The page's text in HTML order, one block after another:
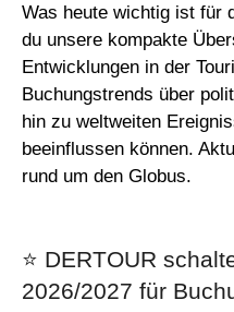
Was heute wichtig ist für
du unsere kompakte
Entwicklungen in der
Buchungstrends über
hin zu weltweiten
beeinflussen können.
rund um den Globus.
⭐️ DERTOUR
2026/2027 für